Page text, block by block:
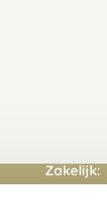
Zakelijk: